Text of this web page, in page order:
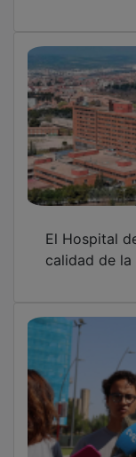
Núñez
Vivienda
Pep Bruno
edición de
Cabanillas